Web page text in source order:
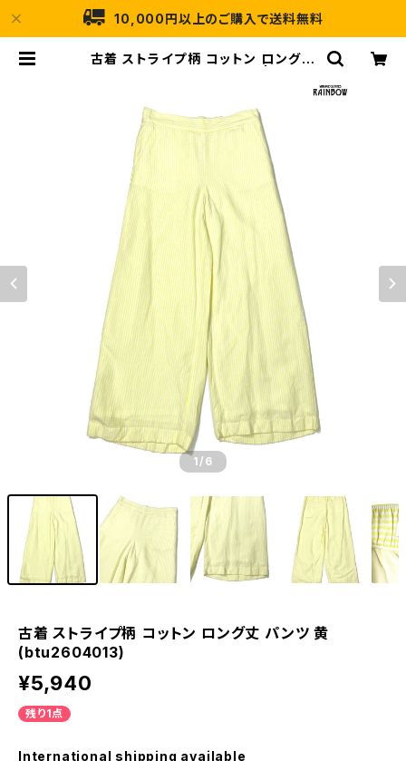
10,000円以上のご購入で送料無料
古着 ストライプ柄 コットン ロング丈
1 /6
古着 ストライプ柄 コットン ロング丈 パンツ 黄
(btu2604013)
¥5,940
残り1点
International shipping available